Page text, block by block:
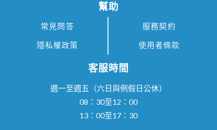
幫助
常見問答 服務契約
隱私權政策 使用者條款
客服時間
週一至週五（六日與例假日公休）
08：30至12：00
13：00至17：30